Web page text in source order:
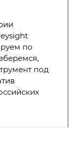
по
под